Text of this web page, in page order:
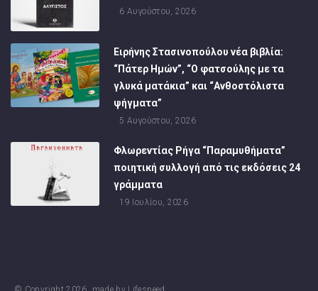
6 Αυγούστου, 2026
Ειρήνης Στασινοπούλου νέα βιβλία:
“Πάτερ Ημών”, “Ο φατσούλης με τα
γλυκά ματάκια” και “Ανθοστόλιστα
ψήγματα”
5 Αυγούστου, 2026
Φλωρεντίας Ρήγα “Παραμυθήματα”
ποιητική συλλογή από τις εκδόσεις 24
γράμματα
19 Ιουλίου, 2026